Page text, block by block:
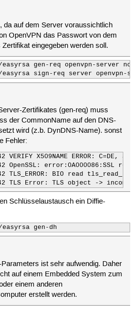
da auf dem Server voraussichtlich
OpenVPN das Passwort von dem
eingegeben werden soll.
gen-req openvpn-server
sign-req server openvpn-
Zertifikates (gen-req) muss
der CommonName auf den DNS-
wird (z.b. DynDNS-Name). sonst
Fehler:
VERIFY X509NAME ERROR: C=DE,
OpenSSL:
TLS_ERROR: BIO read
TLS Error: TLS object ->
Schlüsselaustausch ein Diffie-
gen-dh
ist sehr aufwendig. Daher
auf einem Embedded System zum
einem anderen
erstellt werden.